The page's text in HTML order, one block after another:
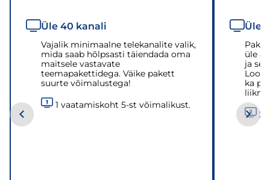
Üle 40 kanali
Vajalik minimaalne telekanalite valik,
mida saab hõlpsasti täiendada oma
maitsele vastavate
teemapakettidega. Väike pakett
suurte võimalustega!
1 vaatamiskoht 5-st võimalikust.
Üle
üle
ja
ka
2